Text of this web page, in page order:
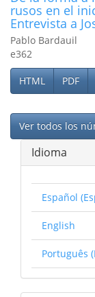
rusos en el
Entrevista a
Pablo Bardauil
e362
HTML PDF
Ver todos los
Idioma
Español
English
Português